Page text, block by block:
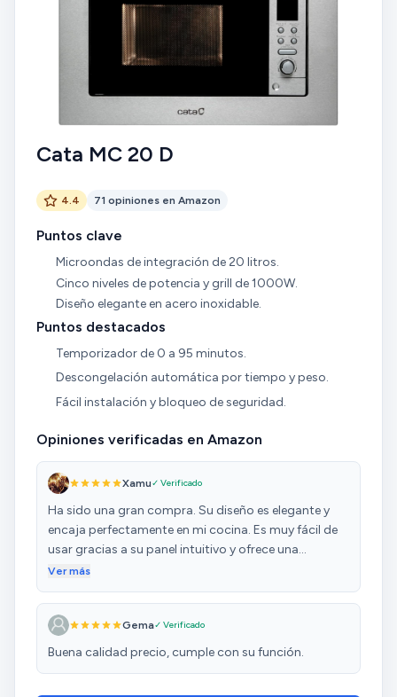
Cata MC 20 D
4.4 71 opiniones en Amazon
Puntos clave
Microondas de integración de 20 litros.
Cinco niveles de potencia y grill de 1000W.
Diseño elegante en acero inoxidable.
Puntos destacados
Temporizador de 0 a 95 minutos.
Descongelación automática por tiempo y peso.
Fácil instalación y bloqueo de seguridad.
Opiniones verificadas en Amazon
Xamu✓ Verificado
Ha sido una gran compra. Su diseño es elegante y
encaja perfectamente en mi cocina. Es muy fácil de
usar gracias a su panel intuitivo y ofrece una
potencia más que suficiente para calentar y cocinar
permitiendo dorar y gratinar los alimentos de forma
uniforme, algo que no todos los microondas
consiguen. Además, la combinación de microondas
Ver más
Gema✓ Verificado
Buena calidad precio, cumple con su función.